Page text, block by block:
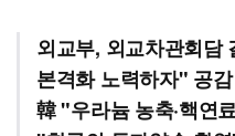
외교부, 외교차관회담
본격화 노력하자" 공감
韓 "우라늄 농축·핵연